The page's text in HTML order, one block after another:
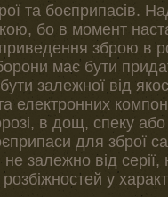
та боєприпасів.
бо в момент
зброю в
має бути
залежної від
електронних
в дощ, спеку або
для зброї
не залежно від
у